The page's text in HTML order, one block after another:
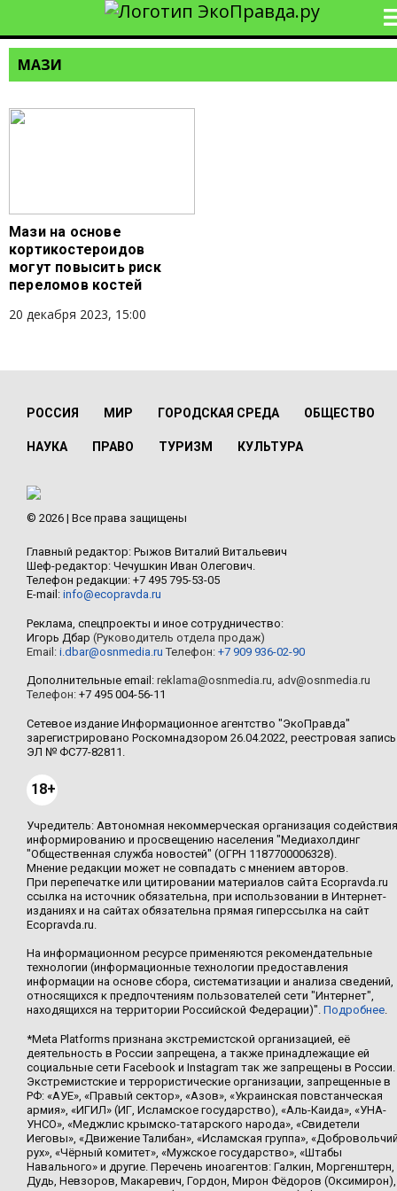
МАЗИ
Мази на основе
кортикостероидов
могут повысить риск
переломов костей
20 декабря 2023, 15:00
РОССИЯ МИР ГОРОДСКАЯ СРЕДА ОБЩЕСТВО
НАУКА ПРАВО ТУРИЗМ КУЛЬТУРА
© 2026 | Все права защищены
Главный редактор: Рыжов Виталий Витальевич
Шеф-редактор: Чечушкин Иван Олегович.
Телефон редакции: +7 495 795-53-05
E-mail: info@ecopravda.ru
Реклама, спецпроекты и иное сотрудничество:
Игорь Дбар (Руководитель отдела продаж)
Email: i.dbar@osnmedia.ru Телефон: +7 909 936-02-90
Дополнительные email: reklama@osnmedia.ru, adv@osnmedia.ru
Телефон: +7 495 004-56-11
Сетевое издание Информационное агентство "ЭкоПравда"
зарегистрировано Роскомнадзором 26.04.2022, реестровая запись
ЭЛ № ФС77-82811.
18+
Учредитель: Автономная некоммерческая организация содействия
информированию и просвещению населения "Медиахолдинг
"Общественная служба новостей" (ОГРН 1187700006328).
Мнение редакции может не совпадать с мнением авторов.
При перепечатке или цитировании материалов сайта Ecopravda.ru
ссылка на источник обязательна, при использовании в Интернет-
изданиях и на сайтах обязательна прямая гиперссылка на сайт
Ecopravda.ru.
На информационном ресурсе применяются рекомендательные
технологии (информационные технологии предоставления
информации на основе сбора, систематизации и анализа сведений,
относящихся к предпочтениям пользователей сети "Интернет",
находящихся на территории Российской Федерации)". Подробнее.
*Meta Platforms признана экстремистской организацией, её
деятельность в России запрещена, а также принадлежащие ей
социальные сети Facebook и Instagram так же запрещены в России.
Экстремистские и террористические организации, запрещенные в
РФ: «АУЕ», «Правый сектор», «Азов», «Украинская повстанческая
армия», «ИГИЛ» (ИГ, Исламское государство), «Аль-Каида», «УНА-
УНСО», «Меджлис крымско-татарского народа», «Свидетели
Иеговы», «Движение Талибан», «Исламская группа»,
рух», «Чёрный комитет», «Мужское государство», «Штабы
Навального» и другие. Перечень иноагентов: Галкин, Моргенштерн,
Дудь, Невзоров, Макаревич, Гордон, Мирон Фёдоров (Оксимирон),